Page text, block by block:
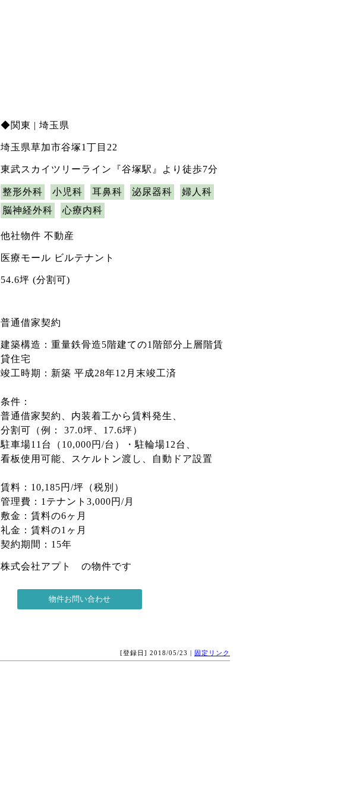
◆関東 | 埼玉県
埼玉県草加市谷塚1丁目22
東武スカイツリーライン『谷塚駅』より徒歩7分
整形外科 小児科 耳鼻科 泌尿器科
婦人科
脳神経外科
心療内科
他社物件 不動産
医療モール ビルテナント
54.6坪 (分割可)
普通借家契約
建築構造：重量鉄骨造5階建ての1階部分上層階賃
貸住宅
竣工時期：新築 平成28年12月末竣工済
条件：
普通借家契約、内装着工から賃料発生、
分割可（例： 37.0坪、17.6坪）
駐車場11台（10,000円/台）・駐輪場12台、
看板使用可能、スケルトン渡し、自動ドア設置
賃料：10,185円/坪（税別）
管理費：1テナント3,000円/月
敷金：賃料の6ヶ月
礼金：賃料の1ヶ月
契約期間：15年
株式会社アプト の物件です
[登録日] 2018/05/23 | 固定リンク